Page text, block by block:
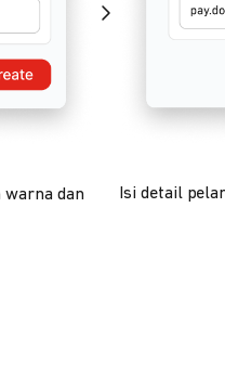
warna dan
Isi detail